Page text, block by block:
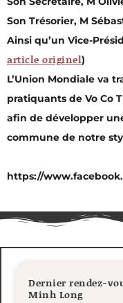
Son Trésorier, M
Ainsi qu’un Vice-
article originel)
L’Union Mondiale va
pratiquants de Vo Co
afin de développer
commune de notre
https://
Dernier rendez-
Minh Long